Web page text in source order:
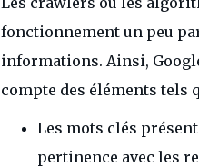
fonctionnement un peu
informations. Ainsi,
compte des éléments tels
Les mots clés
pertinence avec les